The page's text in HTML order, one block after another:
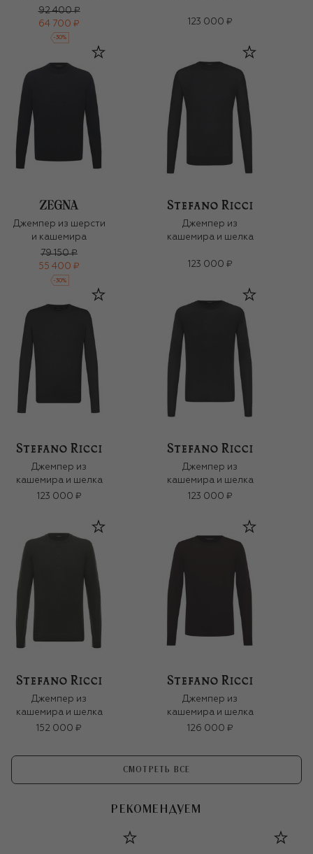
92 400 ₽
64 700 ₽
-30%
123 000 ₽
Джемпер из шерсти
и кашемира
79 150 ₽
55 400 ₽
-30%
Джемпер из
кашемира и шелка
123 000 ₽
Джемпер из
кашемира и шелка
123 000 ₽
Джемпер из
кашемира и шелка
123 000 ₽
Джемпер из
кашемира и шелка
152 000 ₽
Джемпер из
кашемира и шелка
126 000 ₽
СМОТРЕТЬ ВСЕ
РЕКОМЕНДУЕМ